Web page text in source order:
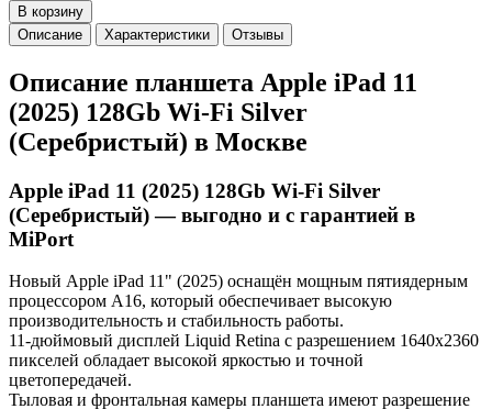
В корзину
Описание
Характеристики Отзывы
Описание планшета Apple iPad 11
(2025) 128Gb Wi-Fi Silver
(Серебристый) в Москве
Apple iPad 11 (2025) 128Gb Wi-Fi Silver
(Серебристый) — выгодно и с гарантией в
MiPort
Новый Apple iPad 11" (2025) оснащён мощным пятиядерным
процессором A16, который обеспечивает высокую
производительность и стабильность работы.
11-дюймовый дисплей Liquid Retina с разрешением 1640x2360
пикселей обладает высокой яркостью и точной
цветопередачей.
Тыловая и фронтальная камеры планшета имеют разрешение